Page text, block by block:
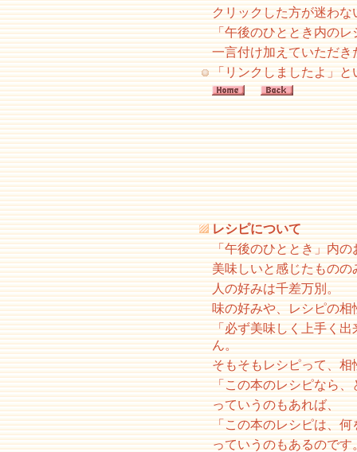
クリックした方が迷わな
「午後のひととき内の
一言付け加えていただき
「リンクしましたよ」
レシピについて
「午後のひととき」内
美味しいと感じたものの
人の好みは千差万別。
味の好みや、レシピの
「必ず美味しく上手く
ん。
そもそもレシピって、相
「この本のレシピなら
っていうのもあれば、
「この本のレシピは、
っていうのもあるのです